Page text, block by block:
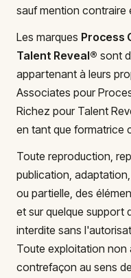
sauf mention contraire
Les marques Process
Talent Reveal® sont
appartenant à leurs
Associates pour
Richez pour Talent
en tant que formatrice
Toute reproduction,
publication,
ou partielle, des
et sur quelque support
interdite sans
Toute exploitation non
contrefaçon au sens